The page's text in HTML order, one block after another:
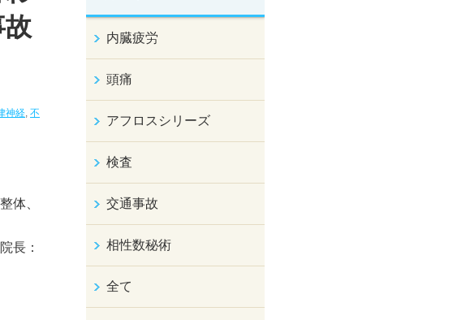
神経, 不
体、
長：
内臓疲労
頭痛
アフロスシリーズ
検査
交通事故
相性数秘術
全て